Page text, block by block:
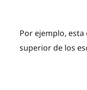
Por ejemplo,
superior de los